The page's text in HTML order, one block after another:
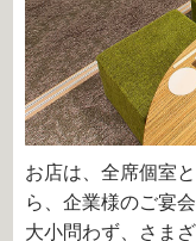
お店は、全席個室
ら、企業様のご宴
大小問わず、さま